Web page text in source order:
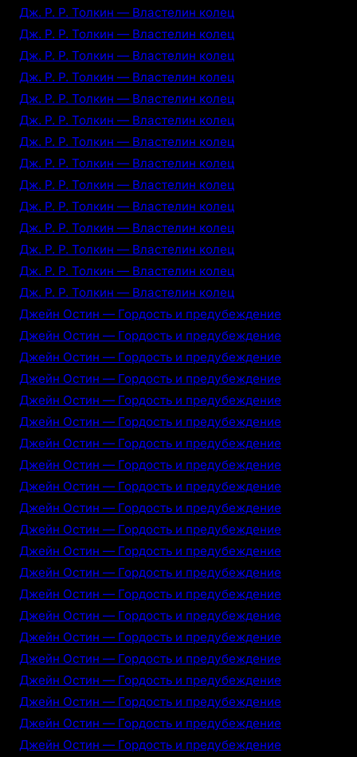
Дж. Р. Р. Толкин — Властелин колец
Дж. Р. Р. Толкин — Властелин колец
Дж. Р. Р. Толкин — Властелин колец
Дж. Р. Р. Толкин — Властелин колец
Дж. Р. Р. Толкин — Властелин колец
Дж. Р. Р. Толкин — Властелин колец
Дж. Р. Р. Толкин — Властелин колец
Дж. Р. Р. Толкин — Властелин колец
Дж. Р. Р. Толкин — Властелин колец
Дж. Р. Р. Толкин — Властелин колец
Дж. Р. Р. Толкин — Властелин колец
Дж. Р. Р. Толкин — Властелин колец
Дж. Р. Р. Толкин — Властелин колец
Дж. Р. Р. Толкин — Властелин колец
Джейн Остин — Гордость и предубеждение
Джейн Остин — Гордость и предубеждение
Джейн Остин — Гордость и предубеждение
Джейн Остин — Гордость и предубеждение
Джейн Остин — Гордость и предубеждение
Джейн Остин — Гордость и предубеждение
Джейн Остин — Гордость и предубеждение
Джейн Остин — Гордость и предубеждение
Джейн Остин — Гордость и предубеждение
Джейн Остин — Гордость и предубеждение
Джейн Остин — Гордость и предубеждение
Джейн Остин — Гордость и предубеждение
Джейн Остин — Гордость и предубеждение
Джейн Остин — Гордость и предубеждение
Джейн Остин — Гордость и предубеждение
Джейн Остин — Гордость и предубеждение
Джейн Остин — Гордость и предубеждение
Джейн Остин — Гордость и предубеждение
Джейн Остин — Гордость и предубеждение
Джейн Остин — Гордость и предубеждение
Джейн Остин — Гордость и предубеждение